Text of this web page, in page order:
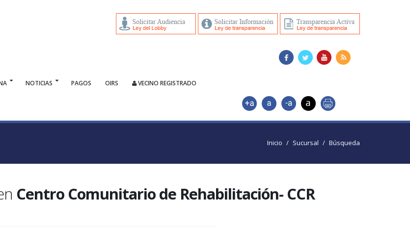
NOTICIAS PAGOS OIRS VECINO REGISTRADO
Inicio Sucursal Búsqueda
Centro Comunitario de Rehabilitación- CCR